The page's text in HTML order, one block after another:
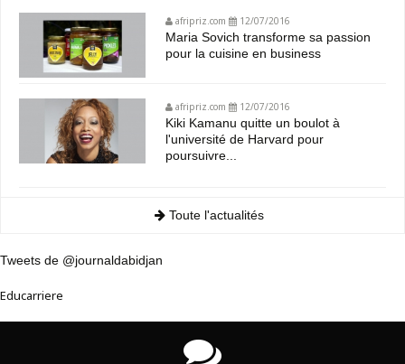
afripriz.com 12/07/2016
Maria Sovich transforme sa passion
pour la cuisine en business
afripriz.com 12/07/2016
Kiki Kamanu quitte un boulot à
l'université de Harvard pour
poursuivre...
Toute l'actualités
Tweets de @journaldabidjan
Educarriere